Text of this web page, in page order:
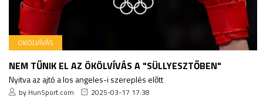
ÖKÖLVÍVÁS
NEM TŰNIK EL AZ ÖKÖLVÍVÁS A "SÜLLYESZTŐBEN"
Nyitva az ajtó a los angeles-i szereplés előtt
by HunSport.com 2025-03-17 17:38